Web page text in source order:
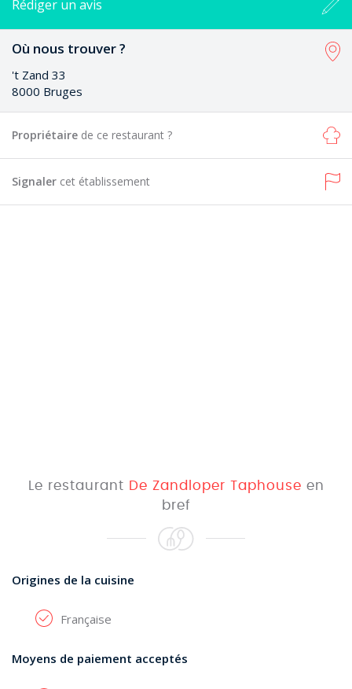
Rédiger un avis
Où nous trouver ?
't Zand 33
8000 Bruges
Propriétaire de ce restaurant ?
Signaler cet établissement
Le restaurant De Zandloper Taphouse en
bref
Origines de la cuisine
Française
Moyens de paiement acceptés